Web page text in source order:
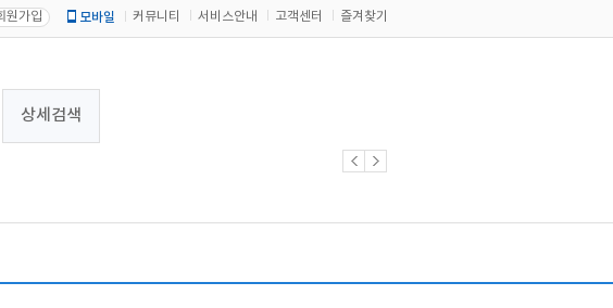
원가입 모바일 커뮤니티 서비스안내 고객센터 즐겨찾기
상세검색